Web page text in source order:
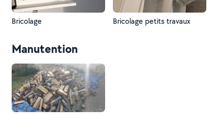
Bricolage Bricolage petits travaux
Manutention